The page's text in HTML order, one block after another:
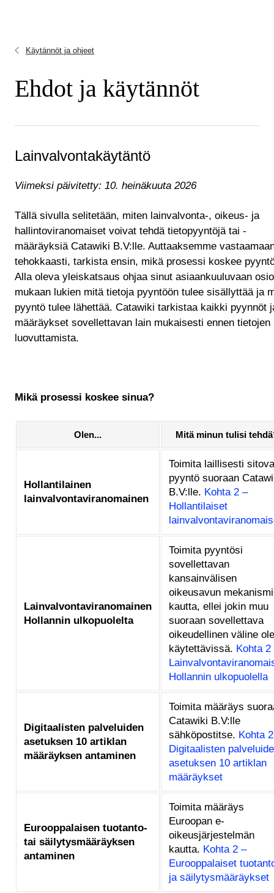
Käytännöt ja ohjeet
Ehdot ja käytännöt
Lainvalvontakäytäntö
Viimeksi päivitetty: 10. heinäkuuta 2026
Tällä sivulla selitetään, miten lainvalvonta-, oikeus- ja
hallintoviranomaiset voivat tehdä tietopyyntöjä tai -
määräyksiä Catawiki B.V:lle. Auttaaksemme
tehokkaasti, tarkista ensin, mikä prosessi koskee
Alla oleva yleiskatsaus ohjaa sinut asiaankuuluvaan
mukaan lukien mitä tietoja pyyntöön tulee sisällyttää ja
pyyntö tulee lähettää. Catawiki tarkistaa kaikki pyynnöt
määräykset sovellettavan lain mukaisesti ennen tietojen
luovuttamista.
Mikä prosessi koskee sinua?
Olen... Mitä minun tulisi
Hollantilainen
lainvalvontaviranomainen
Toimita laillisesti sitova
pyyntö suoraan
B.V:lle. Kohta 2 –
Hollantilaiset
Lainvalvontaviranomainen
Hollannin ulkopuolelta
Toimita pyyntösi
sovellettavan
kansainvälisen
oikeusavun
kautta, ellei jokin muu
suoraan sovellettava
oikeudellinen väline ole
käytettävissä. Kohta 2
Hollannin ulkopuolella
Digitaalisten palveluiden
asetuksen 10 artiklan
määräyksen antaminen
Toimita määräys
Catawiki B.V:lle
sähköpostitse. Kohta
Digitaalisten
asetuksen 10 artiklan
määräykset
Eurooppalaisen tuotanto-
tai säilytysmääräyksen
antaminen
Toimita määräys
Euroopan e-
oikeusjärjestelmän
kautta. Kohta 2 –
Eurooppalaiset
ja säilytysmääräykset